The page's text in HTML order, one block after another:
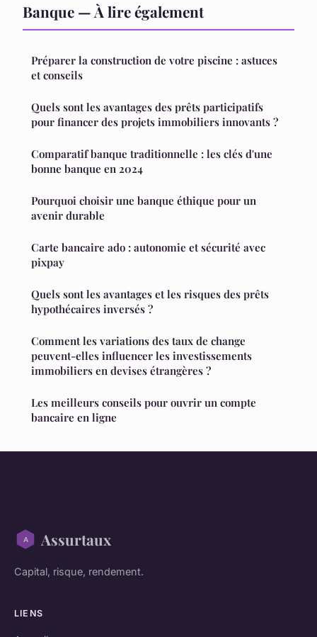
Banque — À lire également
Préparer la construction de votre piscine : astuces
et conseils
Quels sont les avantages des prêts participatifs
pour financer des projets immobiliers innovants ?
Comparatif banque traditionnelle : les clés d'une
bonne banque en 2024
Pourquoi choisir une banque éthique pour un
avenir durable
Carte bancaire ado : autonomie et sécurité avec
pixpay
Quels sont les avantages et les risques des prêts
hypothécaires inversés ?
Comment les variations des taux de change
peuvent-elles influencer les investissements
immobiliers en devises étrangères ?
Les meilleurs conseils pour ouvrir un compte
bancaire en ligne
Assurtaux
Capital, risque, rendement.
LIENS